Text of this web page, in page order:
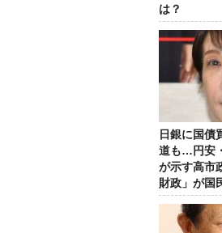
は？
日銀に国債
道も…円安
が示す高市
財政」が国